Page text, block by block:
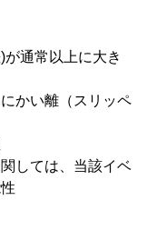
が通常以上に大き
かい離（スリッペ
しては、当該イベ